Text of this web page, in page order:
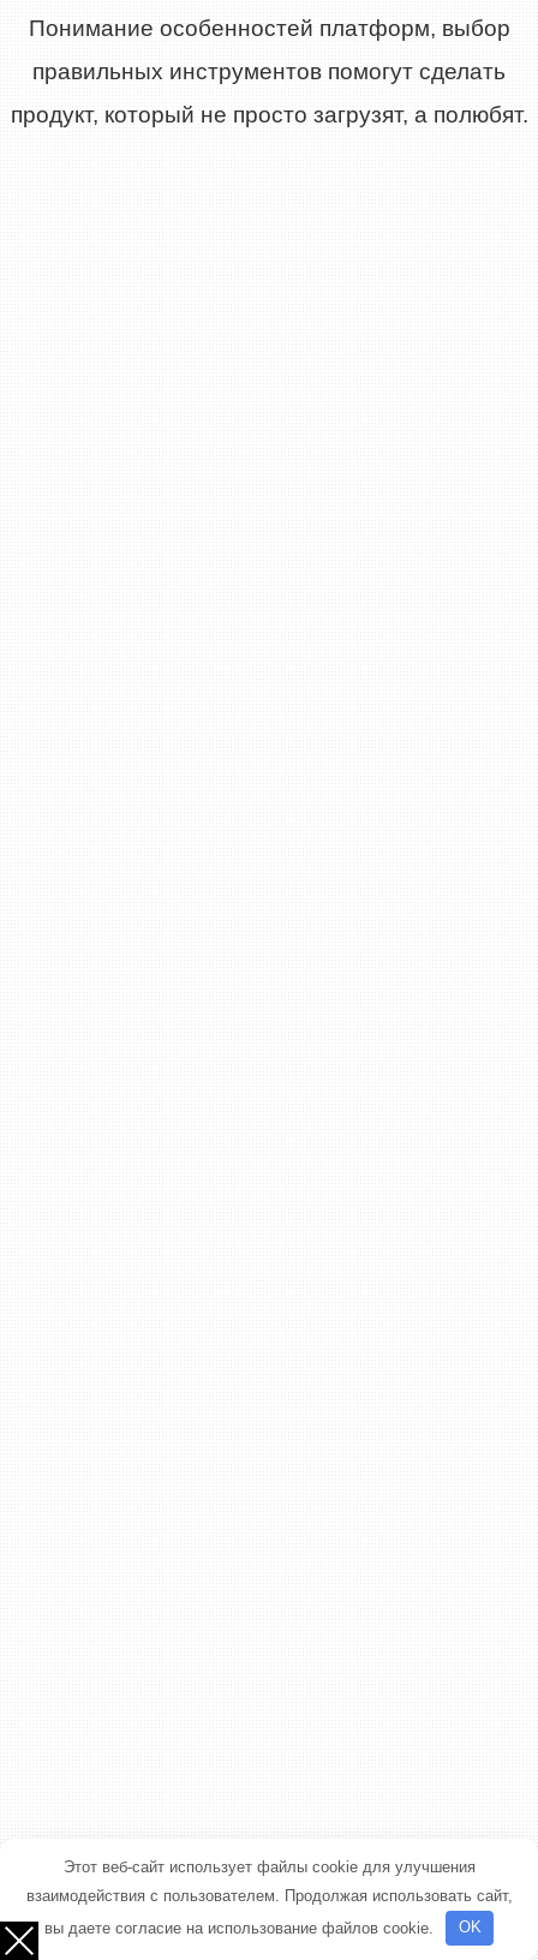
Понимание особенностей платформ, выбор
правильных инструментов помогут сделать
продукт, который не просто загрузят, а полюбят.
Этот веб-сайт использует файлы cookie для улучшения
взаимодействия с пользователем. Продолжая использовать сайт,
вы даете согласие на использование файлов cookie.
OK